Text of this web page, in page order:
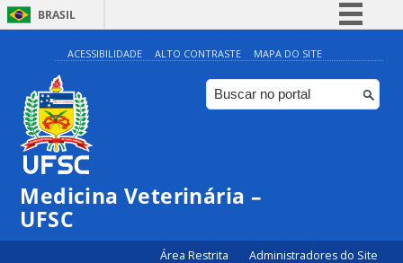
BRASIL
Simplifique!
Comunica BR
Participe
ACESSIBILIDADE ALTO CONTRASTE MAPA DO SITE
Medicina Veterinária –
UFSC
Área Restrita Administradores do Site